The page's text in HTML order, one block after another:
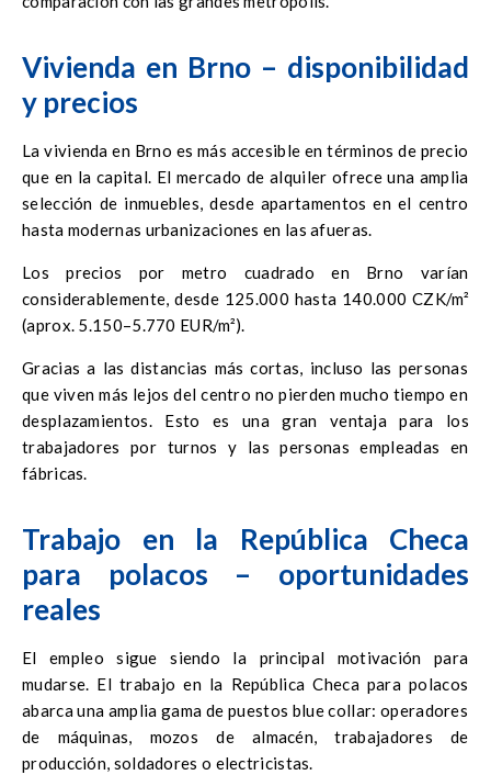
Vivienda en Brno – disponibilidad
y precios
La vivienda en Brno es más accesible en términos de precio
que en la capital. El mercado de alquiler ofrece una amplia
selección de inmuebles, desde apartamentos en el centro
hasta modernas urbanizaciones en las afueras.
Los precios por metro cuadrado en Brno varían
considerablemente, desde 125.000 hasta 140.000 CZK/m²
(aprox. 5.150–5.770 EUR/m²).
Gracias a las distancias más cortas, incluso las personas
que viven más lejos del centro no pierden mucho tiempo en
desplazamientos. Esto es una gran ventaja para los
trabajadores por turnos y las personas empleadas en
fábricas.
Trabajo en la República Checa
para polacos – oportunidades
reales
El empleo sigue siendo la principal motivación para
mudarse. El trabajo en la República Checa para polacos
abarca una amplia gama de puestos blue collar: operadores
de máquinas, mozos de almacén, trabajadores de
producción, soldadores o electricistas.